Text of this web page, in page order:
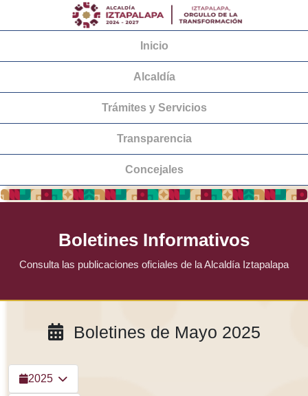
Inicio
Alcaldía
Trámites y Servicios
Transparencia
Concejales
Boletines Informativos
Consulta las publicaciones oficiales de la Alcaldía Iztapalapa
Boletines de Mayo 2025
2025